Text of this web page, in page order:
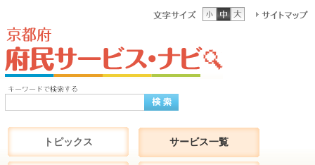
トピックス サービス一覧